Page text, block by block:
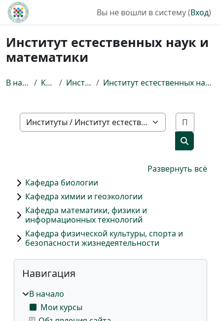
Перейти к основному содержанию
Вы не вошли в систему (Вход)
Институт естественных наук и
математики
В начало Курсы Институты Институт естественных наук и математики
Категории курсов
Поиск
Развернуть всё
Кафедра биологии
Кафедра химии и геоэкологии
Кафедра математики, физики и
информационных технологий
Кафедра физической культуры, спорта и
безопасности жизнедеятельности
Блоки
Пропустить Навигация
Навигация
В начало
Мои курсы